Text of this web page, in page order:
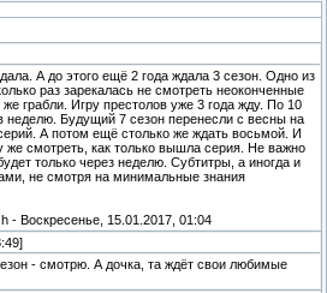
А до этого ещё 2 года ждала 3 сезон. Одно из
раз зарекалась не смотреть неоконченные
грабли. Игру престолов уже 3 года жду. По 10
неделю. Будущий 7 сезон перенесли с весны на
А потом ещё столько же ждать восьмой. И
же смотреть, как только вышла серия. Не важно
только через неделю. Субтитры, а иногда и
не смотря на минимальные знания
- Воскресенье, 15.01.2017, 01:04
- смотрю. А дочка, та ждёт свои любимые